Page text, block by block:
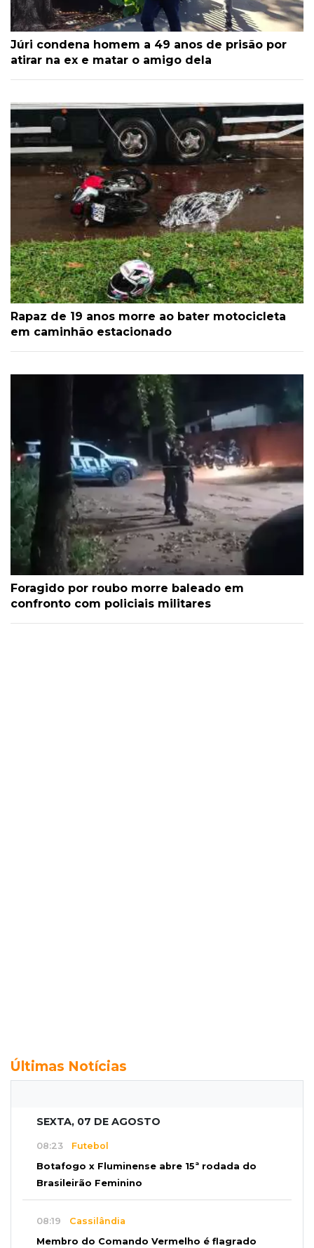
Júri condena homem a 49 anos de prisão por
atirar na ex e matar o amigo dela
Rapaz de 19 anos morre ao bater motocicleta
em caminhão estacionado
Foragido por roubo morre baleado em
confronto com policiais militares
Últimas Notícias
SEXTA, 07 DE AGOSTO
08:23 Futebol
Botafogo x Fluminense abre 15ª rodada do
Brasileirão Feminino
08:19 Cassilândia
Membro do Comando Vermelho é flagrado